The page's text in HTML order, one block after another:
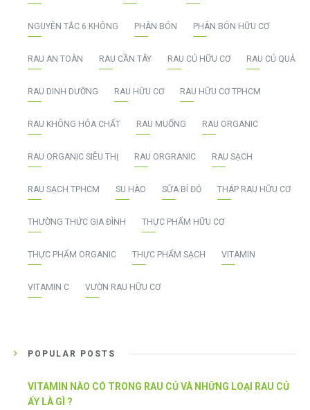
NGUYÊN TẮC 6 KHÔNG PHÂN BÓN PHÂN BÓN HỮU CƠ
RAU AN TOÀN RAU CẦN TÂY RAU CỦ HỮU CƠ RAU CỦ QUẢ
RAU DINH DƯỠNG RAU HỮU CƠ RAU HỮU CƠ TPHCM
RAU KHÔNG HÓA CHẤT RAU MUỐNG RAU ORGANIC
RAU ORGANIC SIÊU THỊ RAU ORGRANIC RAU SẠCH
RAU SẠCH TPHCM SU HÀO SỮA BÍ ĐỎ THÁP RAU HỮU CƠ
THƯỜNG THỨC GIA ĐÌNH THỰC PHẨM HỮU CƠ
THỰC PHẨM ORGANIC THỰC PHẨM SẠCH VITAMIN
VITAMIN C VƯỜN RAU HỮU CƠ
POPULAR POSTS
VITAMIN NÀO CÓ TRONG RAU CỦ VÀ NHỮNG LOẠI RAU CỦ
ẤY LÀ GÌ ?